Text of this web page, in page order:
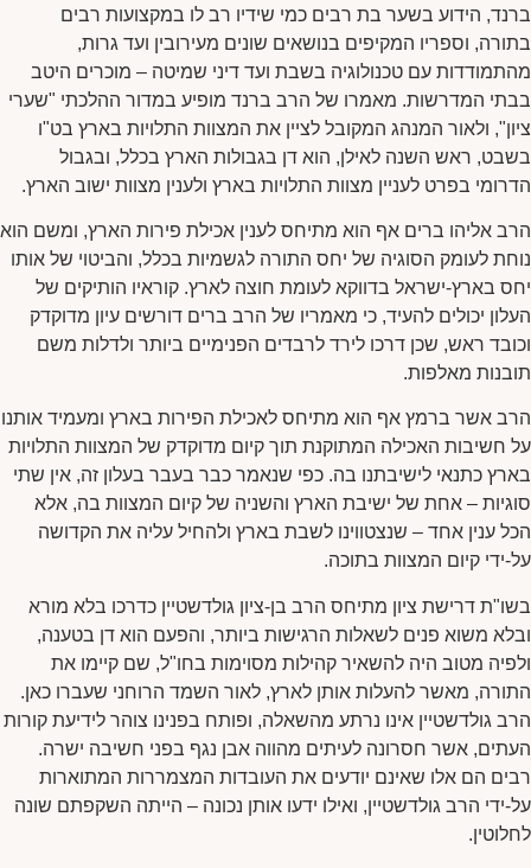
ברנד, הידוע בשער בת רבים כמי שידיו רב לו במקצועות רבים
בתורה, וספריו המקיפים בנושאים שונים מעירובין ועד גרות,
מהתמודדות עם טכנולוגיה בשבת ועד דיני שמיטה – מוכרים היטב
בבתי המדרשות. מאמרו של הרב ברנד מופיע במדור ההלכתי "שערי
ציון", ולאור המנהג המקובל לציין את המצוות התלויות בארץ בט"ו
בשבט, ראש השנה לאילן, הוא דן בגבולות הארץ בכלל, ובגבול
הדרומי בפרט לעניין מצוות התלויות בארץ ולענין מצוות ישוב הארץ.
הרב אליהו ברים אף הוא מתיחס לענין אכילת פירות הארץ, ומשם הוא
נוחת לעומק הסוגיה של יחס התורה לגשמיות בכלל, והביטוי של אותו
יחס בארץ-ישראל בדווקא לעומת חוצה לארץ. קוראיו הותיקים של
העלון יכולים להעיד, כי מאמריו של הרב ברים דורשים עיון מדוקדק
וכובד ראש, שכן דרכו לירד לרבדים הפנימיים ביותר ולדלות משם
תובנות מאלפות.
הרב אשר ברמץ אף הוא מתיחס לאכילת הפירות בארץ ומעמיד אותנו
על חשיבות האכילה המתוקנת תוך קיום מדוקדק של המצוות התלויות
בארץ כתנאי לישיבתנו בה. כפי שנאמר כבר בעבר בעלון זה, אין שתי
סוגיות – אחת של ישיבת הארץ והשניה של קיום המצוות בה, אלא
הכל ענין אחד – שנצטווינו לשבת בארץ ולהחיל עליה את הקדושה
על-ידי קיום המצוות בתוכה.
בשו"ת דרישת ציון מתיחס הרב בן-ציון גולדשטיין כדרכו בלא מורא
ובלא משוא פנים לשאלות הרגישות ביותר, והפעם הוא דן בטענה,
ולפיה מטוב היה להשאיר קהילות מסוימות בחו"ל, שם קיימו את
התורה, מאשר להעלות אותן לארץ, לאור השמד הרוחני שעברו כאן.
הרב גולדשטיין אינו נרתע מהשאלה, ופותח בפנינו צוהר לידיעת קורות
העתים, אשר חסרונה לעיתים מהווה אבן נגף בפני חשיבה ישרה.
רבים הם אלו שאינם יודעים את העובדות המצמררות המתוארות
על-ידי הרב גולדשטיין, ואילו ידעו אותן נכונה – הייתה השקפתם שונה
לחלוטין.